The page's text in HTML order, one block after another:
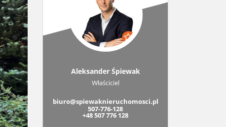
Aleksander Śpiewak
Właściciel
biuro@spiewaknieruchomosci.pl
507-776-128
+48 507 776 128